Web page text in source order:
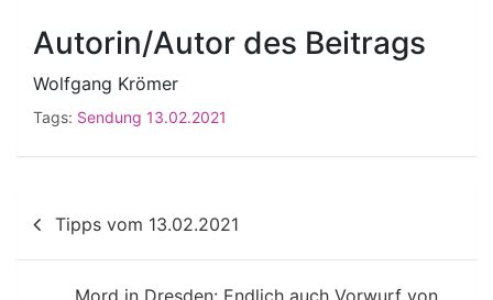
Autorin/Autor des Beitrags
Wolfgang Krömer
Tags: Sendung 13.02.2021
Beitragsnavigation
Tipps vom 13.02.2021